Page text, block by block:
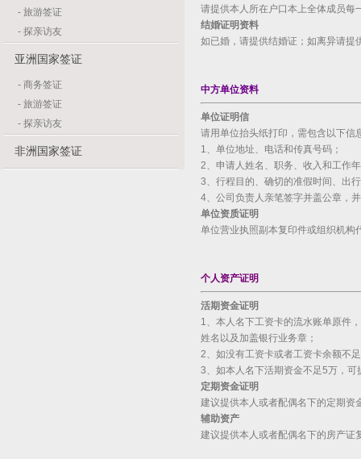
- 旅游签证
- 探亲访友
亚洲国家签证
- 商务签证
- 旅游签证
- 探亲访友
非洲国家签证
请提供本人所在户口本上全体成员每
结婚证明资料
如已婚，请提供结婚证；如离异请提
中方单位资料
单位证明信
请用单位抬头纸打印，需包含以下信
1、单位地址、电话和传真号码；
2、申请人姓名、职务、收入和工作
3、行程目的、确切的准假时间、出
4、公司负责人亲笔签字并盖公章，
单位资质证明
单位营业执照副本复印件或组织机构
个人资产证明
活期资金证明
1、本人名下工资卡的流水账单原件
姓名以及加盖银行业务章；
2、如没有工资卡或者工资卡余额不
3、如本人名下活期资金不足5万，
定期资金证明
建议提供本人或者配偶名下的定期资
辅助资产
建议提供本人或者配偶名下的房产证